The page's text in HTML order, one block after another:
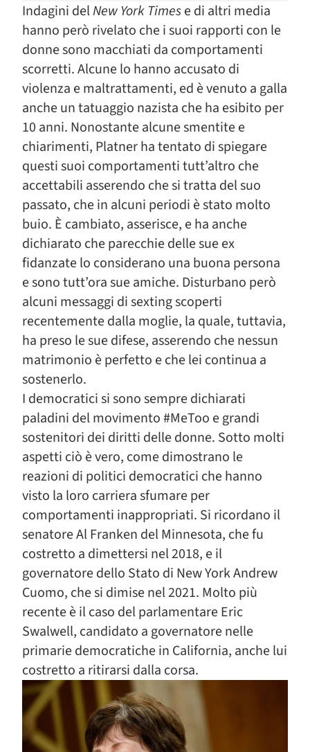
Indagini delNew York Timese di altri media
hanno però rivelato che i suoi rapporti con le
donne sono macchiati da comportamenti
scorretti. Alcune lo hanno accusato di
violenza e maltrattamenti, ed è venuto a galla
anche un tatuaggio nazista che ha esibito per
10 anni. Nonostante alcune smentite e
chiarimenti, Platner ha tentato di spiegare
questi suoi comportamenti tutt’altro che
accettabili asserendo che si tratta del suo
passato, che in alcuni periodi è stato molto
buio. È cambiato, asserisce, e ha anche
dichiarato che parecchie delle sue ex
fidanzate lo considerano una buona persona
e sono tutt’ora sue amiche. Disturbano però
alcuni messaggi di sexting scoperti
recentemente dalla moglie, la quale, tuttavia,
ha preso le sue difese, asserendo che nessun
matrimonio è perfetto e che lei continua a
sostenerlo.
I democratici si sono sempre dichiarati
paladini del movimento #MeToo e grandi
sostenitori dei diritti delle donne. Sotto molti
aspetti ciò è vero, come dimostrano le
reazioni di politici democratici che hanno
visto la loro carriera sfumare per
comportamenti inappropriati. Si ricordano il
senatore Al Franken del Minnesota, che fu
costretto a dimettersi nel 2018, e il
governatore dello Stato di New York Andrew
Cuomo, che si dimise nel 2021. Molto più
recente è il caso del parlamentare Eric
Swalwell, candidato a governatore nelle
primarie democratiche in California, anche lui
costretto a ritirarsi dalla corsa.